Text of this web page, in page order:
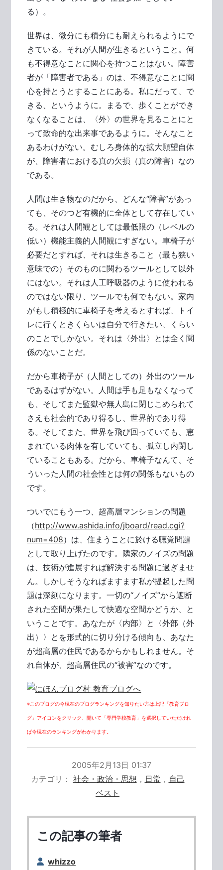
る）。
世界は、微分にも積分にも耐えられるようにで
きている。それが人間が生きるということ。何
も不得意なことに関心を持つことはない。障害
者が「障害者である」のは、不得意なことに関
心を持とうとすることにある。私にだって、で
きる、というように。まるで、歩くことができ
なくなることは、〈外〉の世界を見ることにと
って致命的な出来事であるように。そんなこと
あるわけがない。むしろ身体的な拡大願望自体
が、障害者における真の欠損（真の障害）なの
である。
人間は生き物なのだから、どんな“障害”があっ
ても、そのつど有機的に全体として存在してい
る。それは人間観としては最低限の（レベルの
低い）機能主義的人間観にすぎない。車椅子が
必要だとすれば、それは生きること（最も狭い
意味での）そのものに関わるツールとして以外
にはない。それは人工呼吸器のように使われる
のではない限り、ツールでも何でもない。家内
がもし積極的に車椅子を考えるとすれば、トイ
レに行くときくらいは自分で行きたい、くらい
のことでしかない。それは〈外出〉とは全く関
係のないことだ。
だから車椅子が（人間としての）外出のツール
であるはずがない。人間は手も足もなくなって
も、そしてまた監獄や無人島に閉じこめられて
さえも社会的であり得るし、世界的であり得
る。そしてまた、世界を飛び回っていても、恵
まれている肉体を有していても、孤立し内閉し
ていることもある。だから、車椅子なんて、そ
ういった人間の社会性とは何の関係もないもの
です。
ついでにもう一つ、超高層マンションの問題
（http://www.ashida.info/jboard/read.cgi?
num=408）は、住まうことに於ける聴覚問題
として取り上げたのです。隣家のノイズの問題
は、技術が進展すれば解決する問題に過ぎませ
ん。しかしそうなればますます私が提起した問
題は深刻になります。一切の“ノイズ”から遮断
された空間が果たして快適な空間かどうか、と
いうことです。あなたが〈内部〉と〈外部（外
出）〉とを形式的に切り分ける傾向も、あなた
が超高層の住民であるからかもしれません。そ
れ自体が、超高層住民の“被害”なのです。
※このブログの今現在のブログランキングを知りたい方は上記「教育ブロ
グ」アイコンをクリック、開いて「専門学校教育」を選択していただけれ
ば今現在のランキングがわかります。
2005年2月13日 01:37
カテゴリ
社会・政治・思想 ， 日常 ， 自己
ベスト
この記事の筆者
whizzo